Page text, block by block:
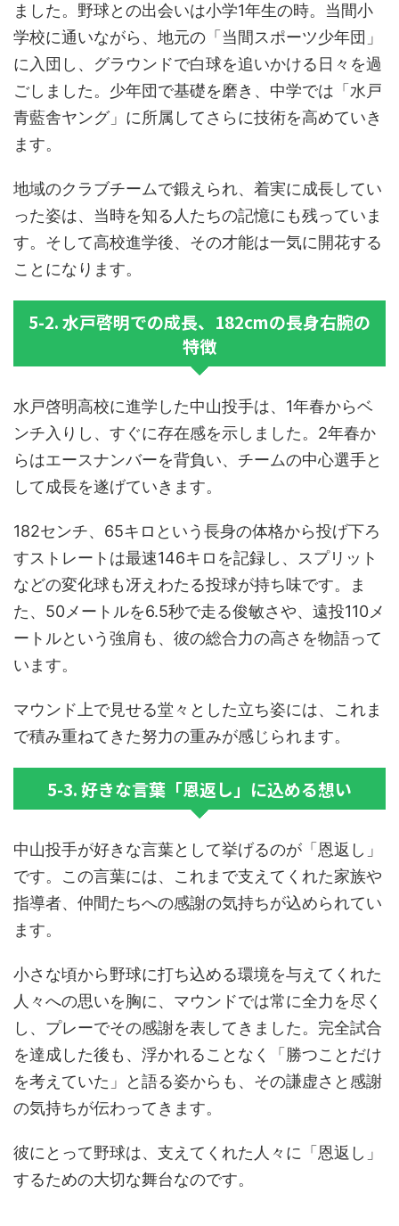
ました。野球との出会いは小学1年生の時。当間小
学校に通いながら、地元の「当間スポーツ少年団」
に入団し、グラウンドで白球を追いかける日々を過
ごしました。少年団で基礎を磨き、中学では「水戸
青藍舎ヤング」に所属してさらに技術を高めていき
ます。
地域のクラブチームで鍛えられ、着実に成長してい
った姿は、当時を知る人たちの記憶にも残っていま
す。そして高校進学後、その才能は一気に開花する
ことになります。
5-2. 水戸啓明での成長、182cmの長身右腕の
特徴
水戸啓明高校に進学した中山投手は、1年春からベ
ンチ入りし、すぐに存在感を示しました。2年春か
らはエースナンバーを背負い、チームの中心選手と
して成長を遂げていきます。
182センチ、65キロという長身の体格から投げ下ろ
すストレートは最速146キロを記録し、スプリット
などの変化球も冴えわたる投球が持ち味です。ま
た、50メートルを6.5秒で走る俊敏さや、遠投110メ
ートルという強肩も、彼の総合力の高さを物語って
います。
マウンド上で見せる堂々とした立ち姿には、これま
で積み重ねてきた努力の重みが感じられます。
5-3. 好きな言葉「恩返し」に込める想い
中山投手が好きな言葉として挙げるのが「恩返し」
です。この言葉には、これまで支えてくれた家族や
指導者、仲間たちへの感謝の気持ちが込められてい
ます。
小さな頃から野球に打ち込める環境を与えてくれた
人々への思いを胸に、マウンドでは常に全力を尽く
し、プレーでその感謝を表してきました。完全試合
を達成した後も、浮かれることなく「勝つことだけ
を考えていた」と語る姿からも、その謙虚さと感謝
の気持ちが伝わってきます。
彼にとって野球は、支えてくれた人々に「恩返し」
するための大切な舞台なのです。